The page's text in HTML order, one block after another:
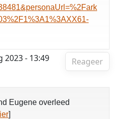
Reageer
2023 - 13:49
Eugene overleed
]